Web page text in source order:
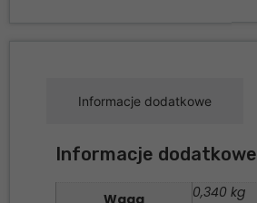
Informacje dodatkowe
Informacje dodatkowe
0,340 kg